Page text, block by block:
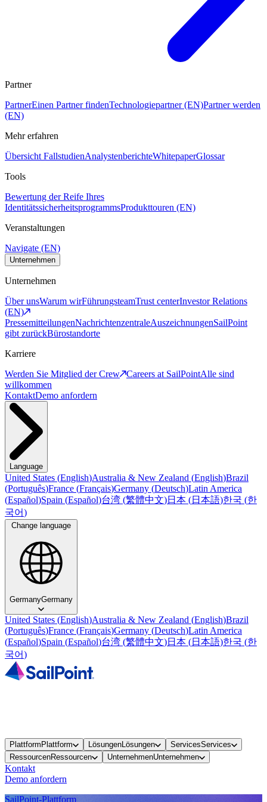
Partner
PartnerEinen Partner findenTechnologiepartner (EN)Partner werden
(EN)
Mehr erfahren
Übersicht FallstudienAnalystenberichteWhitepaperGlossar
Tools
Bewertung der Reife Ihres
IdentitätssicherheitsprogrammsProdukttouren (EN)
Veranstaltungen
Navigate (EN)
Unternehmen
Unternehmen
Über unsWarum wirFührungsteamTrust centerInvestor Relations
(EN)
PressemitteilungenNachrichtenzentraleAuszeichnungenSailPoint
gibt zurückBürostandorte
Karriere
Werden Sie Mitglied der Crew
Careers at SailPointAlle sind
willkommen
KontaktDemo anfordern
Language
United States (English)Australia & New Zealand (English)Brazil
(Português)France (Français)Germany (Deutsch)Latin America
(Español)Spain (Español)台湾 (繁體中文)日本 (日本語)한국 (한
국어)
Change language
GermanyGermany
United States (English)Australia & New Zealand (English)Brazil
(Português)France (Français)Germany (Deutsch)Latin America
(Español)Spain (Español)台湾 (繁體中文)日本 (日本語)한국 (한
국어)
Plattform Plattform LösungenLösungen ServicesServices
RessourcenRessourcen UnternehmenUnternehmen
Kontakt
Demo anfordern
SailPoint-Plattform